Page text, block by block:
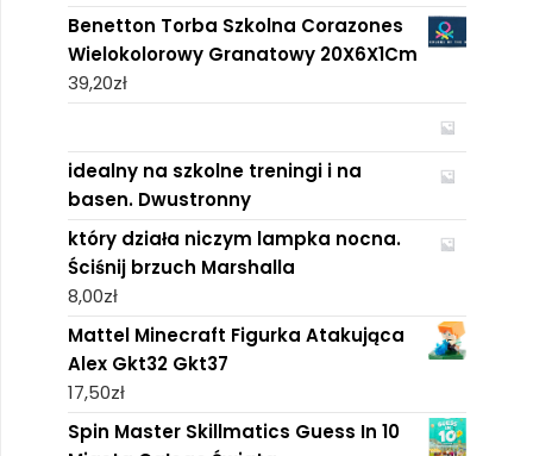
Benetton Torba Szkolna Corazones
Wielokolorowy Granatowy 20X6X1Cm
39,20zł
idealny na szkolne treningi i na
basen. Dwustronny
który działa niczym lampka nocna.
Ściśnij brzuch Marshalla
8,00zł
Mattel Minecraft Figurka Atakująca
Alex Gkt32 Gkt37
17,50zł
Spin Master Skillmatics Guess In 10